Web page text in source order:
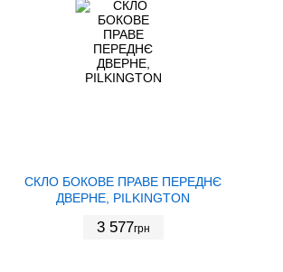
СКЛО БОКОВЕ ПРАВЕ ПЕРЕДНЄ
ДВЕРНЕ, PILKINGTON
3 577грн